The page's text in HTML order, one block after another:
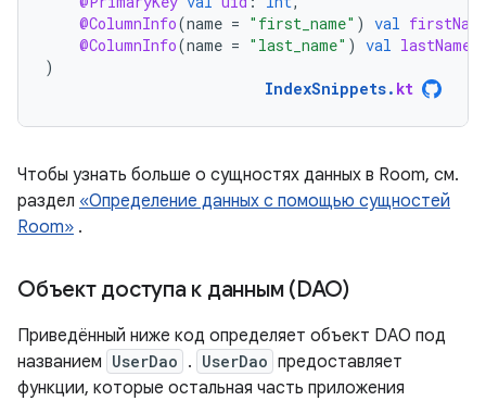
@ColumnInfo(name = "first_name" ) val
@ColumnInfo(name = "last_name" ) val lastName
)
IndexSnippets. kt
Чтобы узнать больше о сущностях данных в Room, см.
раздел «Определение данных с помощью сущностей
Room» .
Объект доступа к данным (DAO)
Приведённый ниже код определяет объект DAO под
названием UserDao . UserDao предоставляет
функции, которые остальная часть приложения